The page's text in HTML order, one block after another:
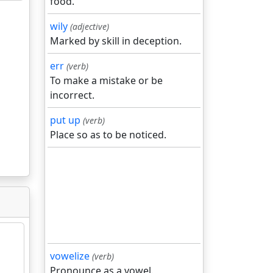
wily (adjective)
Marked by skill in deception.
err (verb)
To make a mistake or be
incorrect.
put up (verb)
Place so as to be noticed.
vowelize (verb)